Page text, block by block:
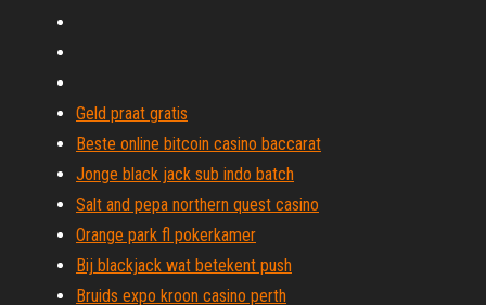
Geld praat gratis
Beste online bitcoin casino baccarat
Jonge black jack sub indo batch
Salt and pepa northern quest casino
Orange park fl pokerkamer
Bij blackjack wat betekent push
Bruids expo kroon casino perth